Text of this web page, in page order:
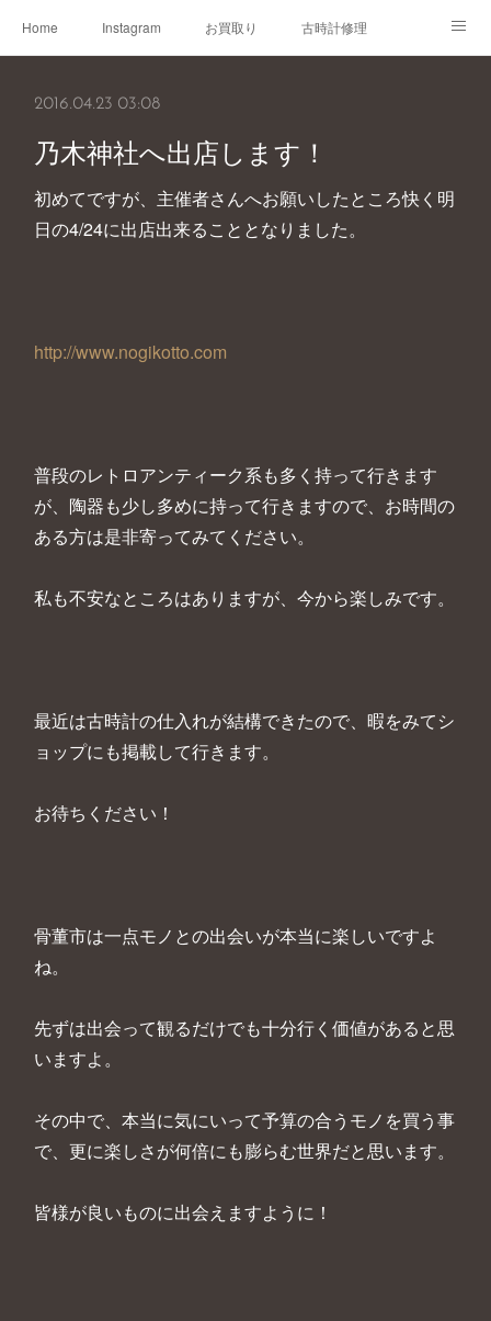
Home Instagram お買取り 古時計修理
2016.04.23 03:08
乃木神社へ出店します！
初めてですが、主催者さんへお願いしたところ快く明
日の4/24に出店出来ることとなりました。
http://www.nogikotto.com
普段のレトロアンティーク系も多く持って行きます
が、陶器も少し多めに持って行きますので、お時間の
ある方は是非寄ってみてください。
私も不安なところはありますが、今から楽しみです。
最近は古時計の仕入れが結構できたので、暇をみてシ
ョップにも掲載して行きます。
お待ちください！
骨董市は一点モノとの出会いが本当に楽しいですよ
ね。
先ずは出会って観るだけでも十分行く価値があると思
いますよ。
その中で、本当に気にいって予算の合うモノを買う事
で、更に楽しさが何倍にも膨らむ世界だと思います。
皆様が良いものに出会えますように！